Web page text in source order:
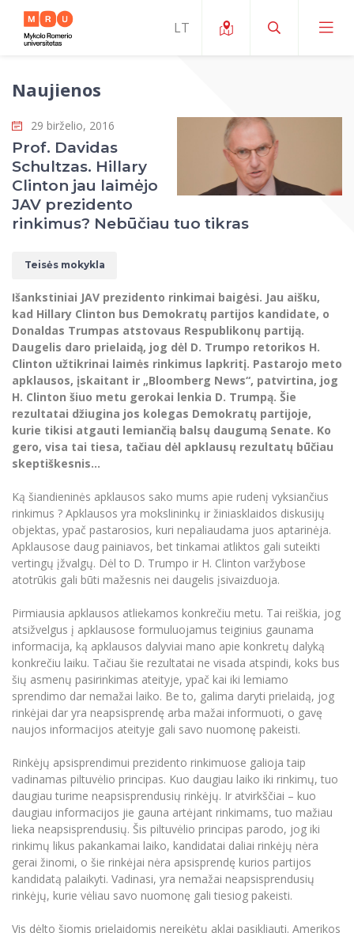
Apie ERUA
Naujienos ir renginiai
Galimybės
Komanda ir kontaktai
Mano studijos
Studijų organizavimas ir aplinka
Finansai
Studentų namai
Estetinis ugdymas
Pramoginių šokių kolektyvas ,,Bolero”
Universiteto teatras
MRU pop vokalinis ansamblis (vadovas Artūras
Novikas)
MRU merginų choras
Dokumentai reglamentuojantys studijas
Neformaliuoju ir (ar) savišvietos būdu įgytų
kompetencijų vertinimas ir pripažinimas
Studijų organizavimas
Studijų kokybė
Tarptautiniai mainai
Studentams
Erasmus+ mobilumas studijoms (SMS)
Erasmus+ mobilumas praktikoms (SMP)
Kitos galimybės
Darbuotojams
Partnerystės
Azijos centras
Vilniaus Karaliaus Sedžiongo institutas
Skaitmeniniai ženkliukai
Karjeros centras
Emocinė gerovė
MOin – MRU Mokslo ir inovacijų savaitė
Mokslo programos
Tarptautinių ekspertų tinklas
Atitikties mokslinių tyrimų etikai komitetas
Mokslo laboratorijos
Žmogaus, aplinkos ir technologijų (HET)
Doktorantūra
Projektai
Akademinė leidyba
Mokymų LAB
Mokslo naujienos
Apie MRU
Reitingai
Universiteto garbės nariai
Veiklos dokumentai
Akademinė etika
Darbas MRU
Atributika
Naujienos
Tarptautiškumas
Studentams
Studentams
Darbuotojams
Partnerystės
Azijos centras
Vilniaus Karaliaus Sedžiongo institutas
Frankofoniškų šalių studijų centras
Darbuotojams
Partnerystės
Azijos centras
Vilniaus Karaliaus Sedžiongo institutas
Frankofoniškų šalių studijų centras
Darnus vystymasis
Privatumo politika
Negalia ir individualieji poreikiai
Viešai skelbiama informacija
Parama Ukrainai
Civilinė sauga
Korupcijos prevencija
Žmogaus ir visuomenės studijų fakultetas
Viešojo valdymo ir verslo fakultetas
Sūduvos akademija
Pranešimai spaudai
Ekspertų sąrašas
Renginių kalendorius
Tinklalaidės
Bakalauro studijos
Magistrantūros studijos
Vadovų MBA
Švietimo ir kultūros vadovų MPA
Teisės LL.M.
Papildomosios studijos
Pedagogų rengimas
Doktorantūros studijos
Profesinės bakalauro studijos
Personalo valdymo centras
Privačių interesų deklaravimas
Informacija naujiems darbuotojams
Studijų Moodle (studijų vykdymui)
Darbuotojų Moodle (kompetencijų tobulinimui)
Studijų tvarkaraštis
Informacinė sistema "Studijos"
Daugiafaktorinė autentifikacija universiteto
darbuotojams (MFA)
Mokslininkų profiliai "CRIS"
Bendruomenės gerovė
Darbuotojų kvalifikacijos kėlimas
MRU norminių teisės aktų duomenų bazė
Intranetas
Naujienos
29 birželio, 2016
Prof. Davidas
Schultzas. Hillary
Clinton jau laimėjo
JAV prezidento
rinkimus? Nebūčiau tuo tikras
Teisės mokykla
Išankstiniai JAV prezidento rinkimai baigėsi. Jau aišku,
kad Hillary Clinton bus Demokratų partijos kandidate, o
Donaldas Trumpas atstovaus Respublikonų partiją.
Daugelis daro prielaidą, jog dėl D. Trumpo retorikos H.
Clinton užtikrinai laimės rinkimus lapkritį. Pastarojo meto
apklausos, įskaitant ir „Bloomberg News“, patvirtina, jog
H. Clinton šiuo metu gerokai lenkia D. Trumpą. Šie
rezultatai džiugina jos kolegas Demokratų partijoje,
kurie tikisi atgauti lemiančią balsų daugumą Senate. Ko
gero, visa tai tiesa, tačiau dėl apklausų rezultatų būčiau
skeptiškesnis...
Ką šiandieninės apklausos sako mums apie rudenį vyksiančius
rinkimus ? Apklausos yra mokslininkų ir žiniasklaidos diskusijų
objektas, ypač pastarosios, kuri nepaliaudama juos aptarinėja.
Apklausose daug painiavos, bet tinkamai atliktos gali suteikti
vertingų įžvalgų. Dėl to D. Trumpo ir H. Clinton varžybose
atotrūkis gali būti mažesnis nei daugelis įsivaizduoja.
Pirmiausia apklausos atliekamos konkrečiu metu. Tai reiškia, jog
atsižvelgus į apklausose formuluojamus teiginius gaunama
informacija, ką apklausos dalyviai mano apie konkretų dalyką
konkrečiu laiku. Tačiau šie rezultatai ne visada atspindi, koks bus
šių asmenų pasirinkimas ateityje, ypač kai iki lemiamo
sprendimo dar nemažai laiko. Be to, galima daryti prielaidą, jog
rinkėjai dar yra neapsisprendę arba mažai informuoti, o gavę
naujos informacijos ateityje gali savo nuomonę pakeisti.
Rinkėjų apsisprendimui prezidento rinkimuose galioja taip
vadinamas piltuvėlio principas. Kuo daugiau laiko iki rinkimų, tuo
daugiau turime neapsisprendusių rinkėjų. Ir atvirkščiai – kuo
daugiau informacijos jie gauna artėjant rinkimams, tuo mažiau
lieka neapsisprendusių. Šis piltuvėlio principas parodo, jog iki
rinkimų likus pakankamai laiko, kandidatai daliai rinkėjų nėra
gerai žinomi, o šie rinkėjai nėra apsisprendę kurios partijos
kandidatą palaikyti. Vadinasi, yra nemažai neapsisprendusių
rinkėjų, kurie vėliau savo nuomonę gali tiesiog pakeisti.
Vis dėlto šiomis prielaidomis nereikėtų aklai pasikliauti. Amerikos